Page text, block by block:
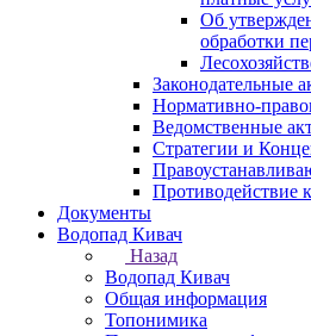
Об
обработки
Законодательные
Нормативно-
Ведомственные
Стратегии и
Противодействие
Документы
Водопад Кивач
Назад
Водопад Кивач
Общая информация
Топонимика